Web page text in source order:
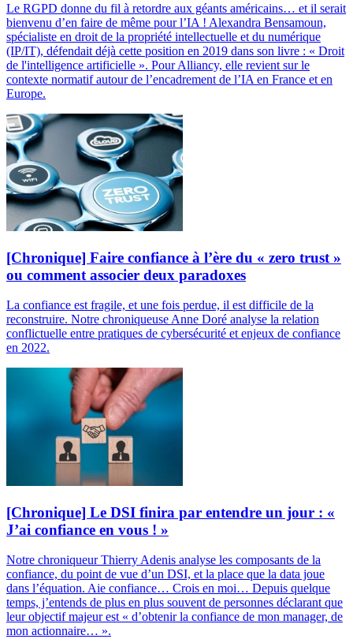
Le RGPD donne du fil à retordre aux géants américains… et il serait
bienvenu d’en faire de même pour l’IA ! Alexandra Bensamoun,
spécialiste en droit de la propriété intellectuelle et du numérique
(IP/IT), défendait déjà cette position en 2019 dans son livre : « Droit
de l'intelligence artificielle ». Pour Alliancy, elle revient sur le
contexte normatif autour de l’encadrement de l’IA en France et en
Europe.
[Chronique] Faire confiance à l’ère du « zero trust »
ou comment associer deux paradoxes
La confiance est fragile, et une fois perdue, il est difficile de la
reconstruire. Notre chroniqueuse Anne Doré analyse la relation
conflictuelle entre pratiques de cybersécurité et enjeux de confiance
en 2022.
[Chronique] Le DSI finira par entendre un jour : «
J’ai confiance en vous ! »
Notre chroniqueur Thierry Adenis analyse les composants de la
confiance, du point de vue d’un DSI, et la place que la data joue
dans l’équation. Aie confiance… Crois en moi… Depuis quelque
temps, j’entends de plus en plus souvent de personnes déclarant que
leur objectif majeur est « d’obtenir la confiance de mon manager, de
mon actionnaire… ».